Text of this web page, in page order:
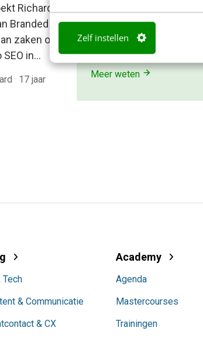
Zelf instellen
Richard
Branded
zaken op
SEO in…
· 17 jaar
In 2,5 uur van Google-first
AI-first: zo wordt je content
beter gevonden. Schrijf je in
bekijk direct.
Meer weten
Tech
& Communicatie
& CX
Academy
Agenda
Mastercourses
Trainingen